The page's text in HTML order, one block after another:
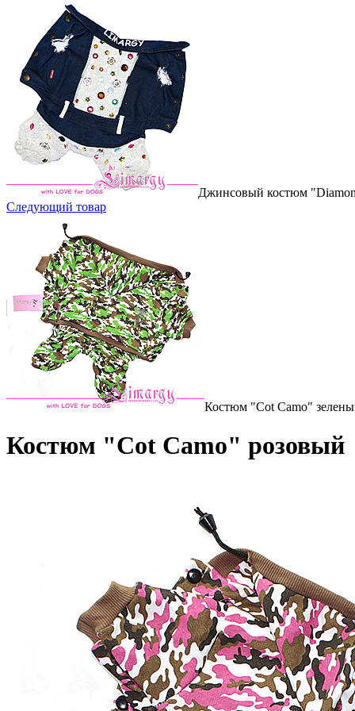
Джинсовый костюм
Следующий товар
Костюм "Cot Camo"
Костюм "Cot Camo" розовый